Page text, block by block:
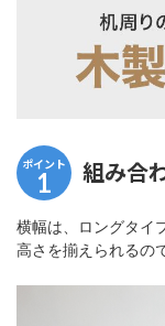
ポイント
1 組み合
横幅は、ロングタイ
高さを揃えられるの